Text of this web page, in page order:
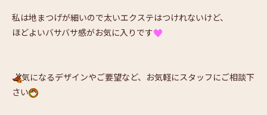
私は地まつげが細いので太いエクステはつけれないけど、
ほどよいバサバサ感がお気に入りです
気になるデザインやご要望など、お気軽にスタッフにご相談下
さい